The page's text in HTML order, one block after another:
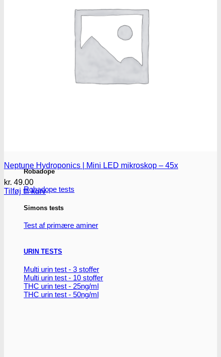
Ketamin renhedstest
Robadope
Robadope tests
Simons tests
Test af primære aminer
URIN TESTS
Multi urin test - 3 stoffer
Multi urin test - 10 stoffer
THC urin test - 25ng/ml
THC urin test - 50ng/ml
Neptune Hydroponics | Mini LED mikroskop – 45x
kr. 49.00
Tilføj til kurv